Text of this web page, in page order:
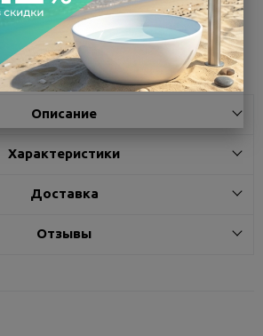
Поделиться
Описание
Характеристики
Доставка
Отзывы